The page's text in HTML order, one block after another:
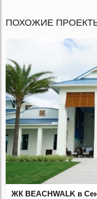
ПОХОЖИЕ
ЖК BEACHWALK в